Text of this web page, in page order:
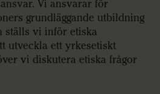
Vi ansvarar för
grundläggande utbildning
ställs vi inför etiska
utveckla ett yrkesetiskt
vi diskutera etiska frågor